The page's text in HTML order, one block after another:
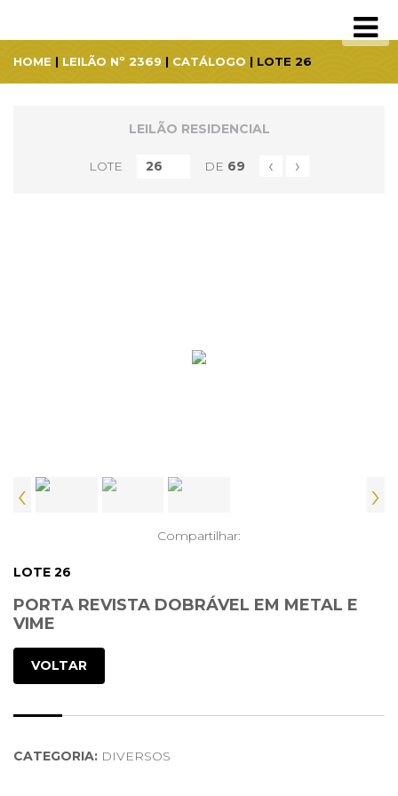
HOME | LEILÃO Nº 2369 | CATÁLOGO | LOTE 26
LEILÃO RESIDENCIAL
LOTE DE 69 ‹ ›
‹ ›
Compartilhar:
LOTE 26
PORTA REVISTA DOBRÁVEL EM METAL E
VIME
VOLTAR
CATEGORIA: DIVERSOS